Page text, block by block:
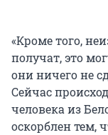
«Кроме того,
получат, это
они ничего не
Сейчас
человека из
оскорблен тем,